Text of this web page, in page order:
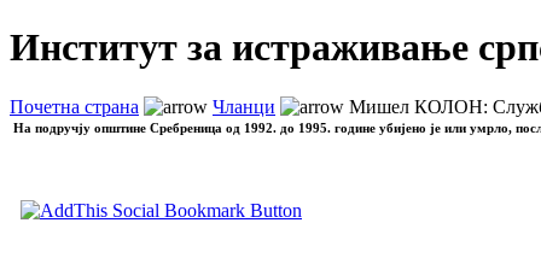
Институт за истраживање
Почетна страна Чланци Мишел КОЛОН: Службе
На подручју општине Сребреница од 1992. до 1995. године убијено је или умрло,